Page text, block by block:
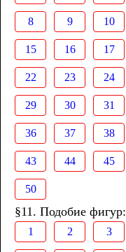
8 9 10
15 16 17
22 23 24
29 30 31
36 37 38
43 44 45
50
§11. Подобие фигур:
1 2 3